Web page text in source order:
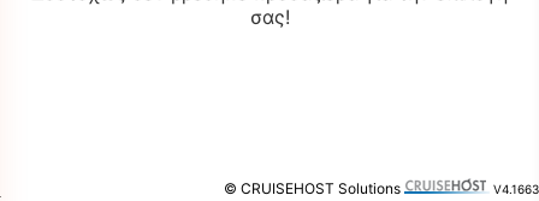
σας!
© CRUISEHOST Solutions V4.1663